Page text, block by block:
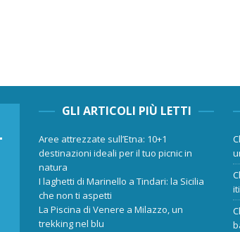
GLI ARTICOLI PIÙ LETTI
Aree attrezzate sull’Etna: 10+1
destinazioni ideali per il tuo picnic in
natura
I laghetti di Marinello a Tindari: la Sicilia
che non ti aspetti
La Piscina di Venere a Milazzo, un
trekking nel blu